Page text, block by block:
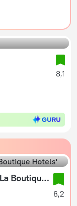
8,1
Massimo Hotel - Adults Only 'Ex La Boutique Hotels'
8,2